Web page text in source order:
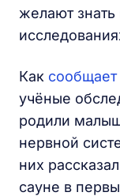
желают
Как сообщает
учёные
родили
нервной
них
сауне в